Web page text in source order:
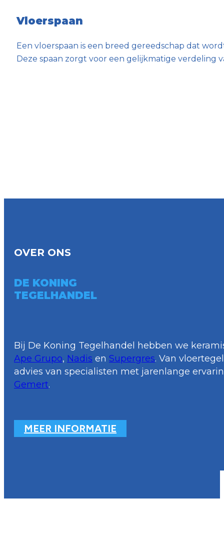
Vloerspaan
Een vloerspaan is een breed gereedschap dat
Deze spaan zorgt voor een gelijkmatige verdeling
OVER ONS
DE KONING
TEGELHANDEL
Bij De Koning Tegelhandel hebben we
Ape Grupo, Nadis en Supergres. Van
advies van specialisten met jarenlange
Gemert.
MEER INFORMATIE